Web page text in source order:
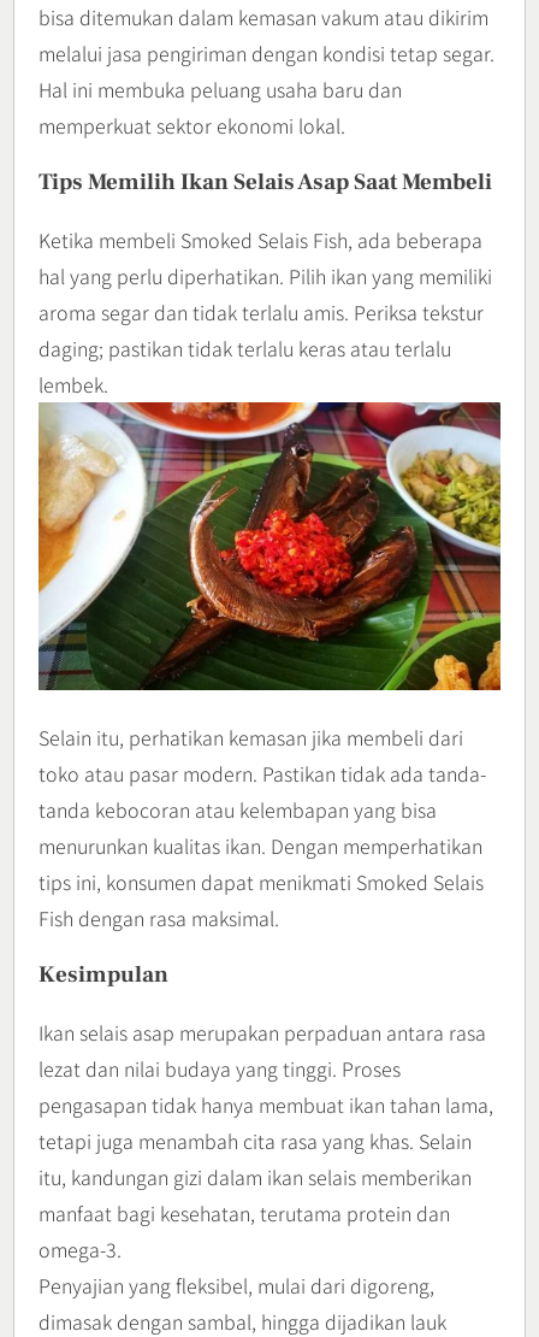
bisa ditemukan dalam kemasan vakum atau dikirim
melalui jasa pengiriman dengan kondisi tetap segar.
Hal ini membuka peluang usaha baru dan
memperkuat sektor ekonomi lokal.
Tips Memilih Ikan Selais Asap Saat Membeli
Ketika membeli Smoked Selais Fish, ada beberapa
hal yang perlu diperhatikan. Pilih ikan yang memiliki
aroma segar dan tidak terlalu amis. Periksa tekstur
daging; pastikan tidak terlalu keras atau terlalu
lembek.
Selain itu, perhatikan kemasan jika membeli dari
toko atau pasar modern. Pastikan tidak ada tanda-
tanda kebocoran atau kelembapan yang bisa
menurunkan kualitas ikan. Dengan memperhatikan
tips ini, konsumen dapat menikmati Smoked Selais
Fish dengan rasa maksimal.
Kesimpulan
Ikan selais asap merupakan perpaduan antara rasa
lezat dan nilai budaya yang tinggi. Proses
pengasapan tidak hanya membuat ikan tahan lama,
tetapi juga menambah cita rasa yang khas. Selain
itu, kandungan gizi dalam ikan selais memberikan
manfaat bagi kesehatan, terutama protein dan
omega-3.
Penyajian yang fleksibel, mulai dari digoreng,
dimasak dengan sambal, hingga dijadikan lauk